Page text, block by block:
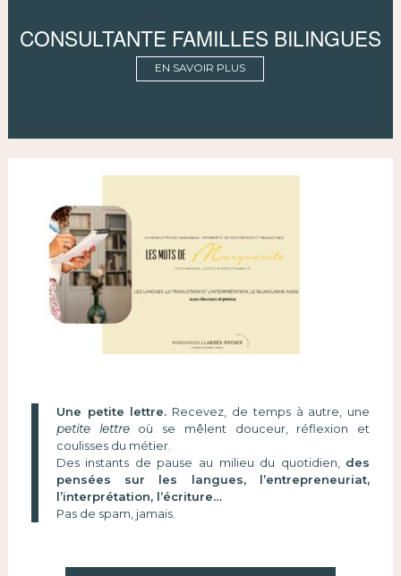
CONSULTANTE FAMILLES BILINGUES
EN SAVOIR PLUS
Une petite lettre. Recevez, de temps à autre, une
petite lettreoù se mêlent douceur, réflexion et
coulisses du métier.
Des instants de pause au milieu du quotidien, des
pensées sur les langues, l’entrepreneuriat,
l’interprétation, l’écriture…
Pas de spam, jamais.